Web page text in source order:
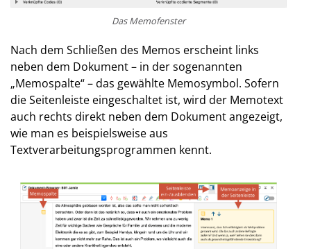
Das Memofenster
Nach dem Schließen des Memos erscheint links
neben dem Dokument – in der sogenannten
„Memospalte“ – das gewählte Memosymbol. Sofern
die Seitenleiste eingeschaltet ist, wird der Memotext
auch rechts direkt neben dem Dokument angezeigt,
wie man es beispielsweise aus
Textverarbeitungsprogrammen kennt.